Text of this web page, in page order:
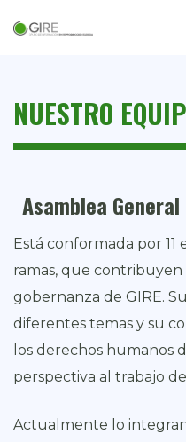
NUESTRO
Asamblea General
Está conformada por 11
ramas, que contribuyen
gobernanza de GIRE.
diferentes temas y su
los derechos humanos
perspectiva al trabajo de
Actualmente lo